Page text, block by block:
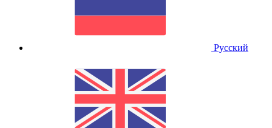
Русский